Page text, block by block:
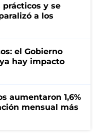
prácticos y se
a los
el Gobierno
hay impacto
aumentaron 1,6%
mensual más